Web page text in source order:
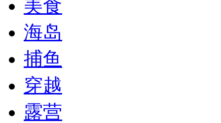
美食
海岛
捕鱼
穿越
露营